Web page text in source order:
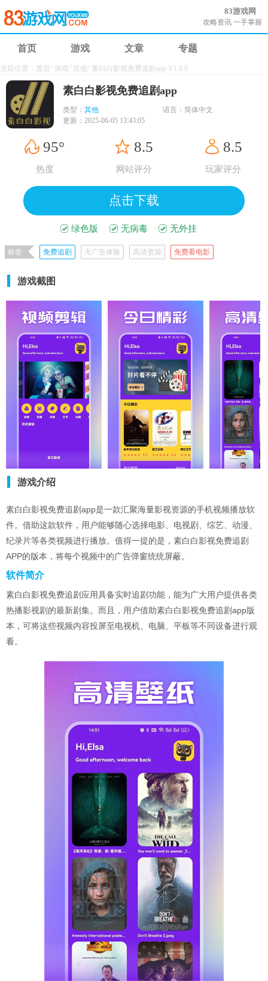
83游戏网
攻略资讯 一手掌握
首页 游戏 文章 专题
当前位置： 首页 >游戏 >其他 >素白白影视免费追剧app V1.0.0
素白白影视免费追剧app
类型： 其他 语言： 简体中文
更新： 2025-06-05 13:43:05
95°
热度
8.5
网站评分
8.5
玩家评分
点击下载
绿色版 无病毒 无外挂
标签 免费追剧 无广告体验 高清资源 免费看电影
游戏截图
游戏介绍
素白白影视免费追剧app是一款汇聚海量影视资源的手机视频播放软
件。借助这款软件，用户能够随心选择电影、电视剧、综艺、动漫、
纪录片等各类视频进行播放。值得一提的是，素白白影视免费追剧
APP的版本，将每个视频中的广告弹窗统统屏蔽。
软件简介
素白白影视免费追剧应用具备实时追剧功能，能为广大用户提供各类
热播影视剧的最新剧集。而且，用户借助素白白影视免费追剧app版
本，可将这些视频内容投屏至电视机、电脑、平板等不同设备进行观
看。